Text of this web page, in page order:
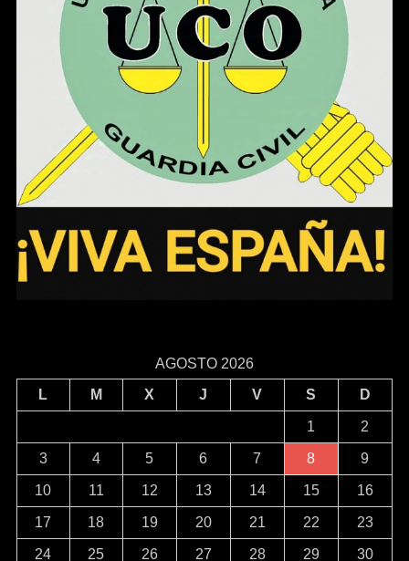
AGOSTO 2026
L
M X J V S D
1 2
3 4 5 6 7 8 9
10 11 12 13 14 15 16
17 18 19 20 21 22 23
24 25 26 27 28 29 30